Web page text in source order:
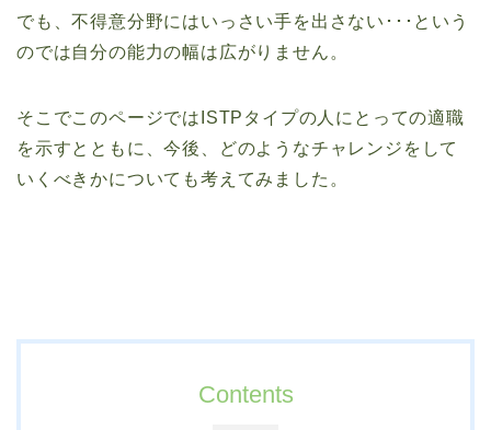
でも、不得意分野にはいっさい手を出さない･･･という
のでは自分の能力の幅は広がりません。
そこでこのページではISTPタイプの人にとっての適職
を示すとともに、今後、どのようなチャレンジをして
いくべきかについても考えてみました。
Contents